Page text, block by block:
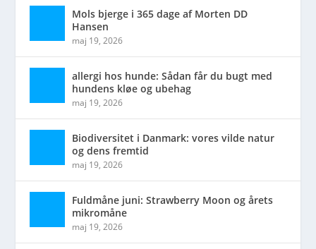
Mols bjerge i 365 dage af Morten DD
Hansen
maj 19, 2026
allergi hos hunde: Sådan får du bugt med
hundens kløe og ubehag
maj 19, 2026
Biodiversitet i Danmark: vores vilde natur
og dens fremtid
maj 19, 2026
Fuldmåne juni: Strawberry Moon og årets
mikromåne
maj 19, 2026